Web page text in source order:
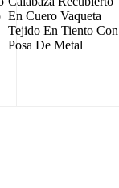
En Cuero Vaqueta
Tejido En Tiento Con
Posa De Metal